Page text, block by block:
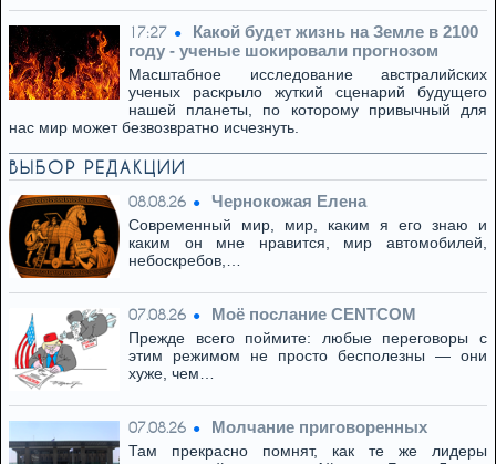
17:27
Какой будет жизнь на Земле в 2100
году - ученые шокировали прогнозом
Масштабное исследование австралийских
ученых раскрыло жуткий сценарий будущего
нашей планеты, по которому привычный для
нас мир может безвозвратно исчезнуть.
ВЫБОР РЕДАКЦИИ
08.08.26 Чернокожая Елена
Современный мир, мир, каким я его знаю и
каким он мне нравится, мир автомобилей,
небоскребов,…
07.08.26 Моё послание CENTCOM
Прежде всего поймите: любые переговоры с
этим режимом не просто бесполезны — они
хуже, чем…
07.08.26 Молчание приговоренных
Там прекрасно помнят, как те же лидеры